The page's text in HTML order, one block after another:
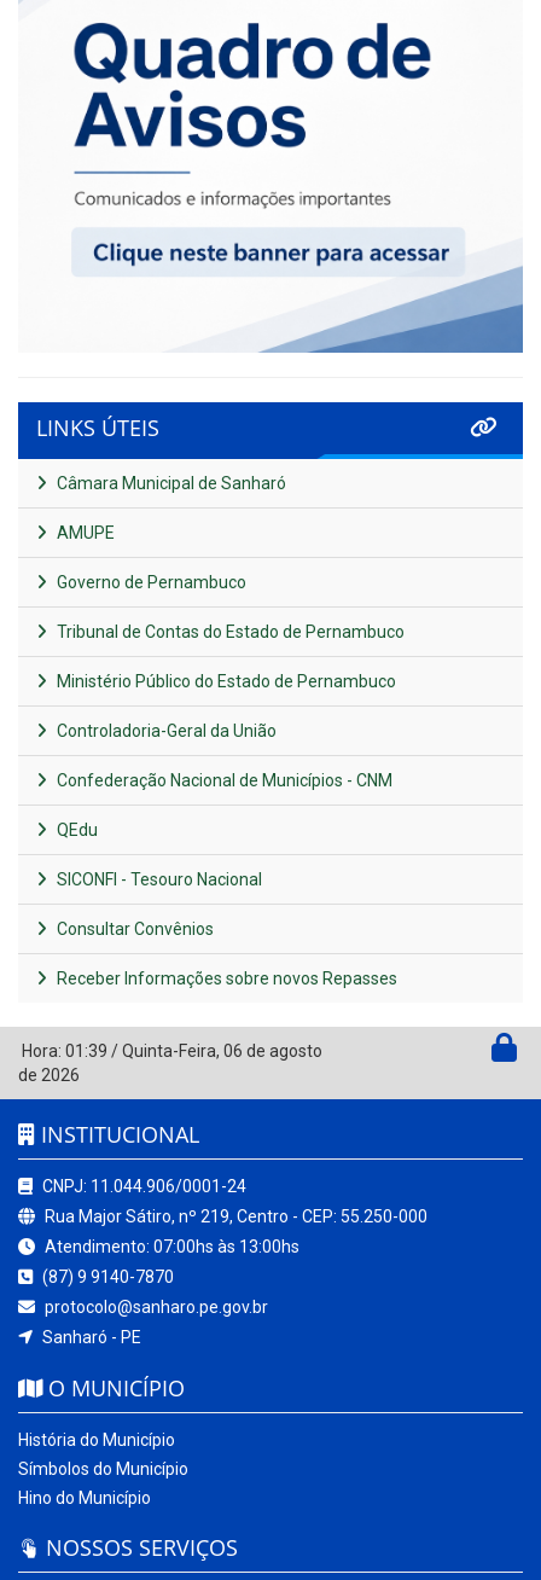
LINKS ÚTEIS
Câmara Municipal de Sanharó
AMUPE
Governo de Pernambuco
Tribunal de Contas do Estado de Pernambuco
Ministério Público do Estado de Pernambuco
Controladoria-Geral da União
Confederação Nacional de Municípios - CNM
QEdu
SICONFI - Tesouro Nacional
Consultar Convênios
Receber Informações sobre novos Repasses
Hora: 01:39 /Quinta-Feira, 06 de agosto
de 2026
INSTITUCIONAL
CNPJ: 11.044.906/0001-24
Rua Major Sátiro, nº 219, Centro - CEP: 55.250-000
Atendimento: 07:00hs às 13:00hs
(87) 9 9140-7870
protocolo@sanharo.pe.gov.br
Sanharó - PE
O MUNICÍPIO
História do Município
Símbolos do Município
Hino do Município
NOSSOS SERVIÇOS